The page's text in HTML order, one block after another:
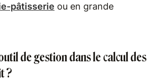
pâtisserie ou en grande
de gestion dans le calcul des
?